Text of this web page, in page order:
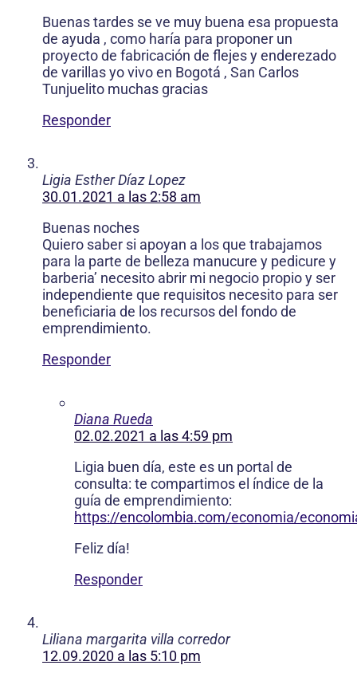
Buenas tardes se ve muy buena esa propuesta
de ayuda , como haría para proponer un
proyecto de fabricación de flejes y enderezado
de varillas yo vivo en Bogotá , San Carlos
Tunjuelito muchas gracias
Responder
Ligia Esther Díaz Lopez
30.01.2021 a las 2:58 am
Buenas noches
Quiero saber si apoyan a los que trabajamos
para la parte de belleza manucure y pedicure y
barberia’ necesito abrir mi negocio propio y ser
independiente que requisitos necesito para ser
beneficiaria de los recursos del fondo de
emprendimiento.
Responder
Diana Rueda
02.02.2021 a las 4:59 pm
Ligia buen día, este es un portal de
consulta: te compartimos el índice de la
guía de emprendimiento:
https://encolombia.com/economia/
Feliz día!
Responder
Liliana margarita villa corredor
12.09.2020 a las 5:10 pm